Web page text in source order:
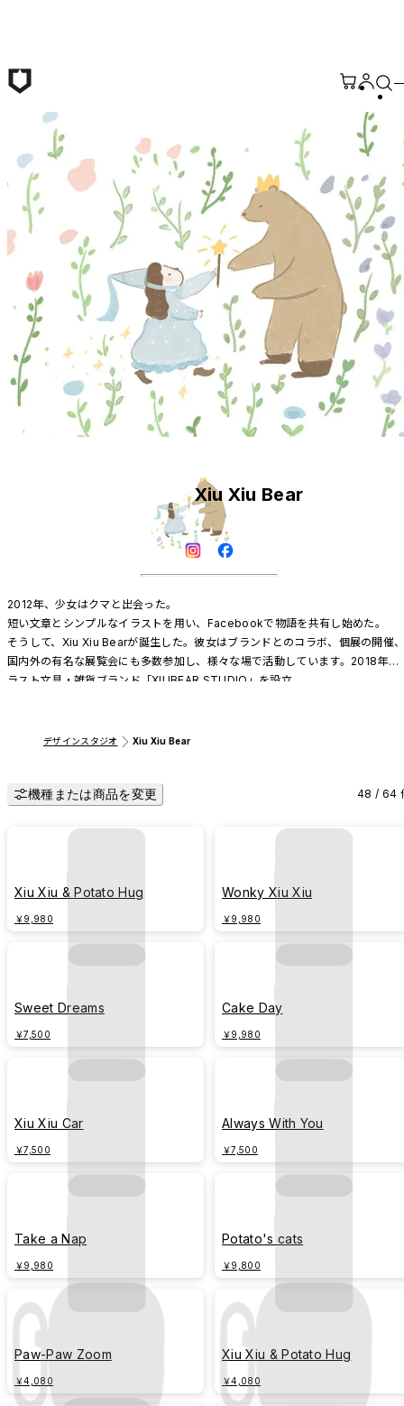
Xiu Xiu Bear
2012年、少女はクマと出会った。
短い文章とシンプルなイラストを用い、Facebookで物語を共有し始めた。
そうして、Xiu Xiu Bearが誕生した。彼女はブランドとのコラボ、個展の開催
国内外の有名な展覧会にも多数参加し、様々な場で活動しています。2018年、
ラスト文具・雑貨ブランド「XIUBEAR STUDIO」を設立。
デザインスタジオ Xiu Xiu Bear
機種または商品を変更 48 / 64
Xiu Xiu & Potato Hug
￥9,980
Wonky Xiu Xiu
￥9,980
Sweet Dreams
￥7,500
Cake Day
￥9,980
Xiu Xiu Car
￥7,500
Always With You
￥7,500
Take a Nap
￥9,980
Potato's cats
￥9,800
Paw-Paw Zoom
￥4,080
Xiu Xiu & Potato Hug
￥4,080